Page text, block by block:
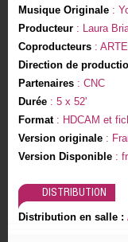
Musique Originale:
Producteur: Laura
Coproducteurs:
Direction de
Partenaires: CNC
Durée: 5 x 52'
Format: HDCAM et
Version originale:
Version Disponible:
DISTRIBUTION
Distribution en salle :